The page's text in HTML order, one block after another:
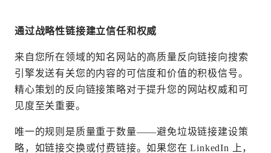
通过战略性链接建立信任和权威
来自您所在领域的知名网站的高质量反向链接向搜索
引擎发送有关您的内容的可信度和价值的积极信号。
精心策划的反向链接策略对于提升您的网站权威和可
见度至关重要。
唯一的规则是质量重于数量——避免垃圾链接建设策
略，如链接交换或付费链接。如果您在 LinkedIn 上，